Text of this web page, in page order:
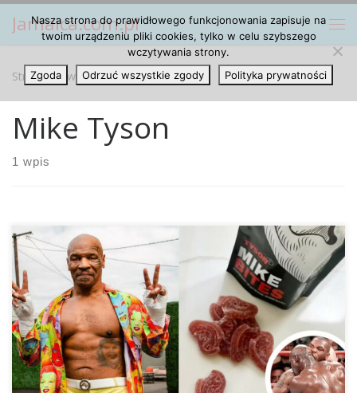
Przejdź do treści
Jamaica.com.pl
Strona główna » Mike Tyson
Mike Tyson
1 wpis
Tyson Wypuszcza Na Rynek Kannabisowe Żelki w Kształcie
Odgryzionego Ucha Pod koniec lat 90-tych był to jeden z
największych skandali sportowych: Podczas gorąco
wyczekiwanej walki bokserskiej wagi ciężkiej Mike Tyson z
frustracji odgryza ucho swojemu przeciwnikowi Evanderowi
Holyfieldowi. Dziś Żelaznego Mike’a nie trzeba się już bać,
bo z pewnością swój […]
Nasza strona do prawidłowego funkcjonowania zapisuje na
twoim urządzeniu pliki cookies, tylko w celu szybszego
wczytywania strony.
Zgoda
Odrzuć wszystkie zgody Polityka prywatności